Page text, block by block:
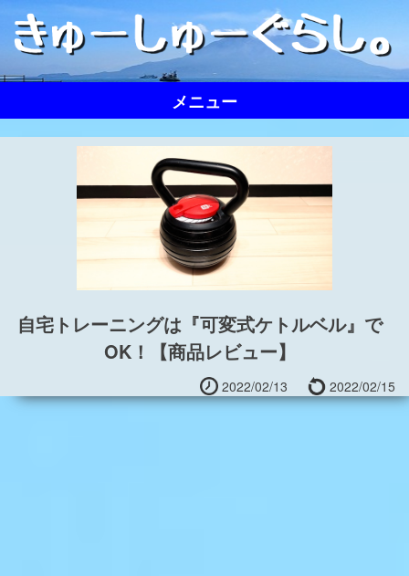
Skip
content
メニュー
自宅トレーニングは『可変式ケトルベル』で
OK！【商品レビュー】
2022/02/13 2022/02/15